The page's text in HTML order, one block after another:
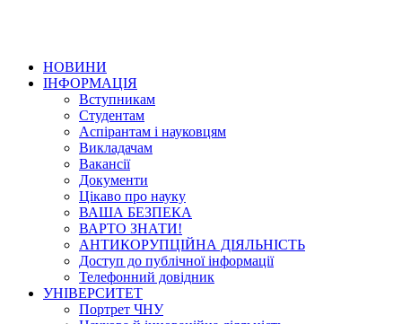
НОВИНИ
ІНФОРМАЦІЯ
Вступникам
Студентам
Аспірантам і науковцям
Викладачам
Вакансії
Документи
Цікаво про науку
ВАША БЕЗПЕКА
ВАРТО ЗНАТИ!
АНТИКОРУПЦІЙНА ДІЯЛЬНІСТЬ
Доступ до публічної інформації
Телефонний довідник
УНІВЕРСИТЕТ
Портрет ЧНУ